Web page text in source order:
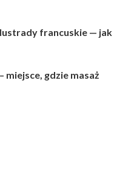
francuskie — jak
miejsce, gdzie masaż